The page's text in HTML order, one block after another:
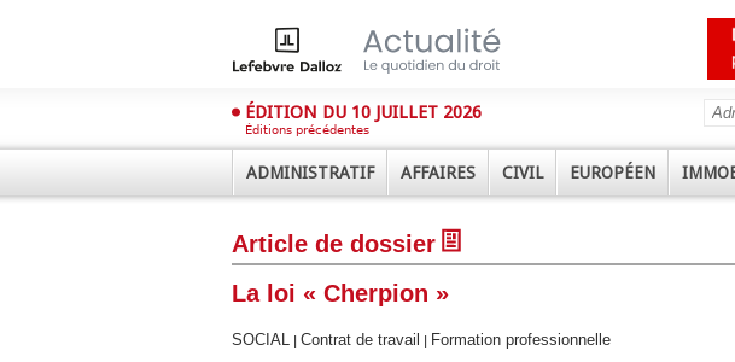
ÉDITION DU 10 JUILLET 2026
Éditions précédentes
ADMINISTRATIF AFFAIRES CIVIL EUROPÉEN
Article de dossier
La loi « Cherpion »
SOCIAL Contrat de travail
Formation professionnelle